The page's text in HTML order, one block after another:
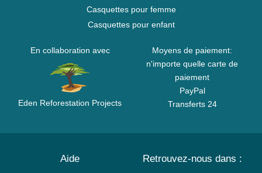
Casquettes pour femme
Casquettes pour enfant
En collaboration avec
Eden Reforestation Projects
Moyens de paiement:
n'importe quelle carte de
paiement
PayPal
Transferts 24
Aide Retrouvez-nous dans :